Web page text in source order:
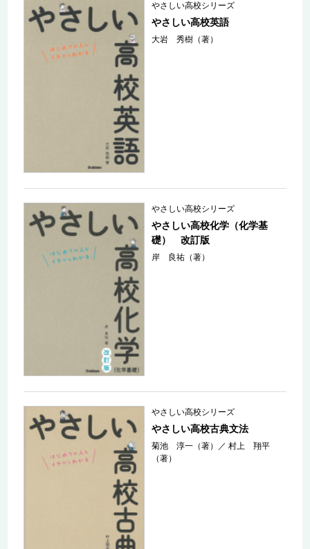
やさしい高校シリーズ
やさしい高校英語
大岩 秀樹（著）
やさしい高校シリーズ
やさしい高校化学（化学基
礎） 改訂版
岸 良祐（著）
やさしい高校シリーズ
やさしい高校古典文法
菊池 淳一（著） ／村上 翔平
（著）